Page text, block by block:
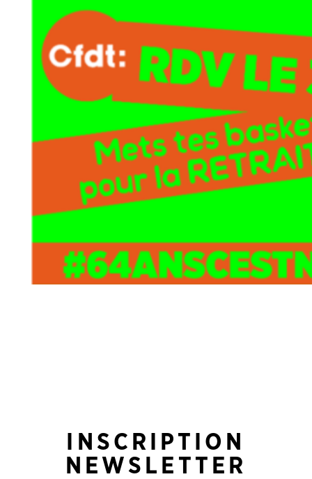
INSCRIPTION
NEWSLETTER